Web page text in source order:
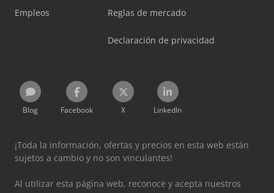
Empleos Reglas de mercado
Declaración de privacidad
Blog Facebook X LinkedIn
¡Toda la información, ofertas y precios en esta web están
sujetos a cambio y no son vinculantes!
Al utilizar esta página web, reconoce y acepta nuestros